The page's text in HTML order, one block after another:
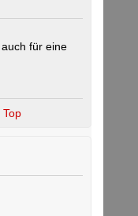
für eine
Top